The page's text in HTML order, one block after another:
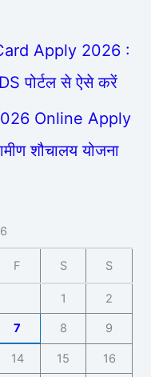
Apply 2026 :
पोर्टल से ऐसे करें
Online Apply
शौचालय योजना
F S S
1 2
7 8 9
14 15 16